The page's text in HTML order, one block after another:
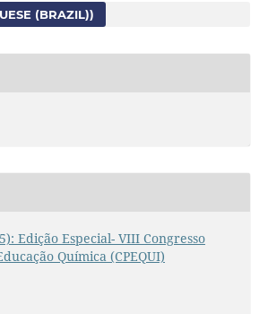
(BRAZIL))
Edição Especial- VIII Congresso
Química (CPEQUI)